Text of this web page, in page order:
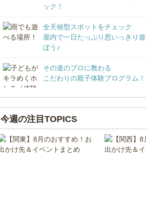
ック！
全天候型スポットをチェック
屋内で一日たっぷり思いっきり遊
ぼう♪
その道のプロに教わる
こだわりの親子体験プログラム！
今週の注目TOPICS